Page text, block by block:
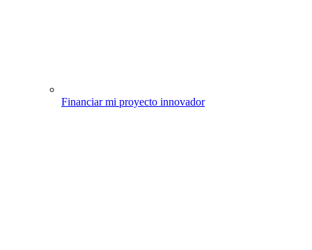
Financiar mi proyecto innovador